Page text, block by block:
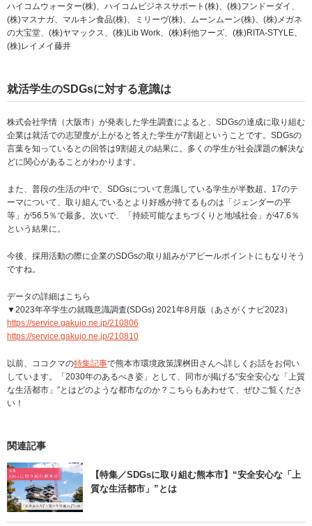
ハイコムウォーター(株)、ハイコムビジネスサポート(株)、(株)フンドーダイ、
(株)マスナガ、マルキン食品(株)、ミリーヴ(株)、ムーンムーン(株)、(株)メガネ
の大宝堂、(株)ヤマックス、(株)Lib Work、(株)利他フーズ、(株)RITA-STYLE、
(株)レイメイ藤井
就活学生のSDGsに対する意識は
株式会社学情（大阪市）が発表した学生調査によると、SDGsの達成に取り組む
企業は就活での志望度が上がると答えた学生が7割超ということです。SDGsの
言葉を知っているとの回答は9割超えの結果に。多くの学生が社会課題の解決な
どに関心があることがわかります。
また、普段の生活の中で、SDGsについて意識している学生が半数超。17のテ
ーマについて、取り組んでいるとより好感が持てるものは「ジェンダーの平
等」が56.5％で最多。次いで、「持続可能なまちづくりと地域社会」が47.6％
という結果に。
今後、採用活動の際に企業のSDGsの取り組みがアピールポイントにもなりそう
ですね。
データの詳細はこちら
▼2023年卒学生の就職意識調査(SDGs) 2021年8月版（あさがくナビ2023）
https://service.gakujo.ne.jp/210806
https://service.gakujo.ne.jp/210810
以前、ココクマの特集記事で熊本市環境政策課桝田さんへ詳しくお話をお伺い
しています。「2030年のあるべき姿」として、同市が掲げる“安全安心な「上質
な生活都市」”とはどのような都市なのか？こちらもあわせて、ぜひご覧くださ
い！
関連記事
【特集／SDGsに取り組む熊本市】“安全安心な「上
質な生活都市」”とは